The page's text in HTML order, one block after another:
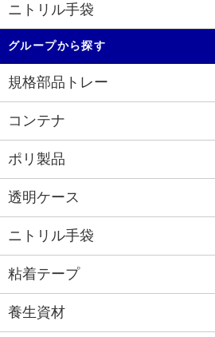
ニトリル手袋
グループから探す
規格部品トレー
コンテナ
ポリ製品
透明ケース
ニトリル手袋
粘着テープ
養生資材